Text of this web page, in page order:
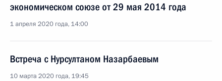
экономическом союзе от 29 мая 2014 года
1 апреля 2020 года, 14:00
Встреча с Нурсултаном Назарбаевым
10 марта 2020 года, 19:45